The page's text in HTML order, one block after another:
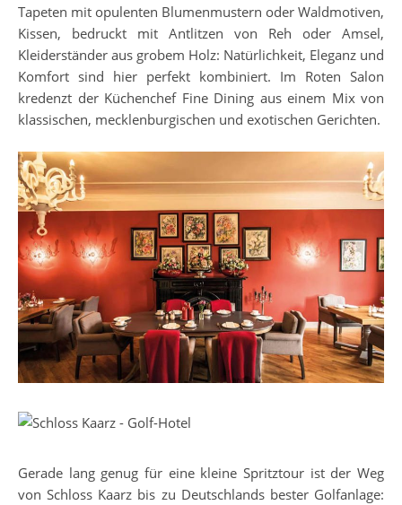
Tapeten mit opulenten Blumenmustern oder Waldmotiven,
Kissen, bedruckt mit Antlitzen von Reh oder Amsel,
Kleiderständer aus grobem Holz: Natürlichkeit, Eleganz und
Komfort sind hier perfekt kombiniert. Im Roten Salon
kredenzt der Küchenchef Fine Dining aus einem Mix von
klassischen, mecklenburgischen und exotischen Gerichten.
Gerade lang genug für eine kleine Spritztour ist der Weg
von Schloss Kaarz bis zu Deutschlands bester Golfanlage: